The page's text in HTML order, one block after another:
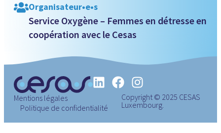
Organisateur•e•s
Service Oxygène – Femmes en détresse en
coopération avec le Cesas
Copyright © 2025 CESAS
Luxembourg.
Mentions légales
Politique de confidentialité